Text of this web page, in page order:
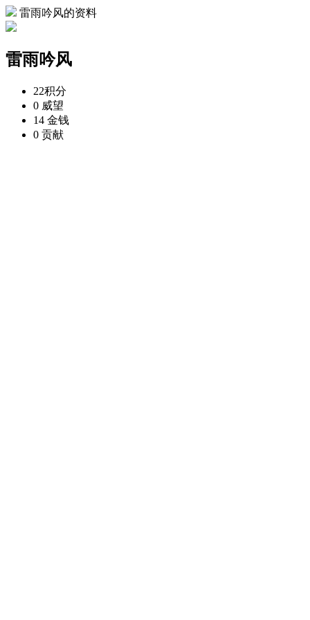
雷雨吟风的资料
雷雨吟风
22积分
0 威望
14 金钱
0 贡献